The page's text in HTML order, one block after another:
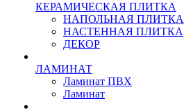
КЕРАМИЧЕСКАЯ ПЛИТКА
НАПОЛЬНАЯ ПЛИТКА
НАСТЕННАЯ ПЛИТКА
ДЕКОР
ЛАМИНАТ
Ламинат ПВХ
Ламинат